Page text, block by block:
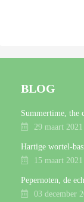
BLOG
Summertime, the
29 maart 2021
Hartige wortel-
15 maart 2021
Pepernoten, de
03 december